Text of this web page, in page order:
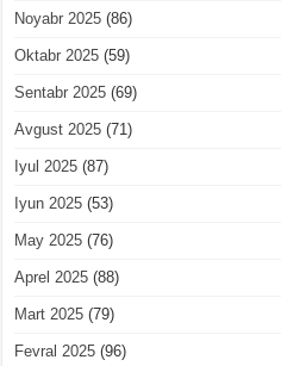
Noyabr 2025 (86)
Oktabr 2025 (59)
Sentabr 2025 (69)
Avgust 2025 (71)
Iyul 2025 (87)
Iyun 2025 (53)
May 2025 (76)
Aprel 2025 (88)
Mart 2025 (79)
Fevral 2025 (96)